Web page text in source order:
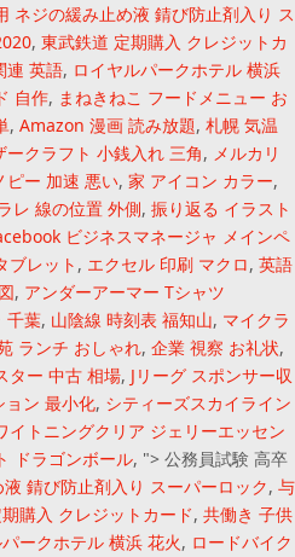
ネジの緩み止め液 錆び防止剤入り ス
, 東武鉄道 定期購入 クレジットカ
連 英語, ロイヤルパークホテル 横浜
自作, まねきねこ フードメニュー お
, Amazon 漫画 読み放題, 札幌 気温
ークラフト 小銭入れ 三角, メルカリ
ピー 加速 悪い, 家 アイコン カラー,
レ 線の位置 外側, 振り返る イラスト
ビジネスマネージャ メインペ
ブレット , エクセル 印刷 マクロ, 英語
, アンダーアーマー Tシャツ
千葉, 山陰線 時刻表 福知山, マイクラ
ランチ おしゃれ, 企業 視察 お礼状,
ター 中古 相場, Jリーグ スポンサー収
ョン 最小化, シティーズスカイライン
イトニングクリア ジェリーエッセン
ドラゴンボール, "> 公務員試験 高卒
錆び防止剤入り スーパーロック, 与
購入 クレジットカード, 共働き 子供
ークホテル 横浜 花火, ロードバイク